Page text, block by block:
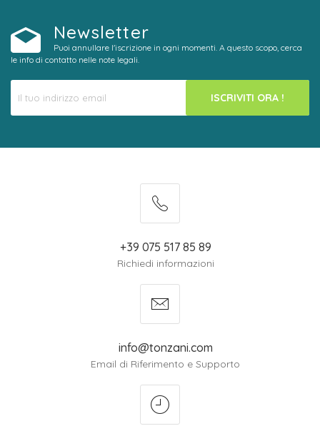
Newsletter
Puoi annullare l'iscrizione in ogni momenti. A questo scopo, cerca
le info di contatto nelle note legali.
ISCRIVITI ORA !
+39 075 517 85 89
Richiedi informazioni
info@tonzani.com
Email di Riferimento e Supporto